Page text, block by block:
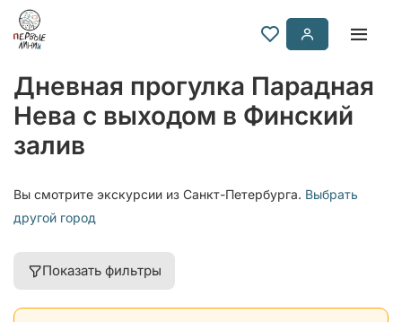
Дневная прогулка Парадная
Нева с выходом в Финский
залив
Вы смотрите экскурсии из Санкт-Петербурга. Выбрать
другой город
Показать фильтры